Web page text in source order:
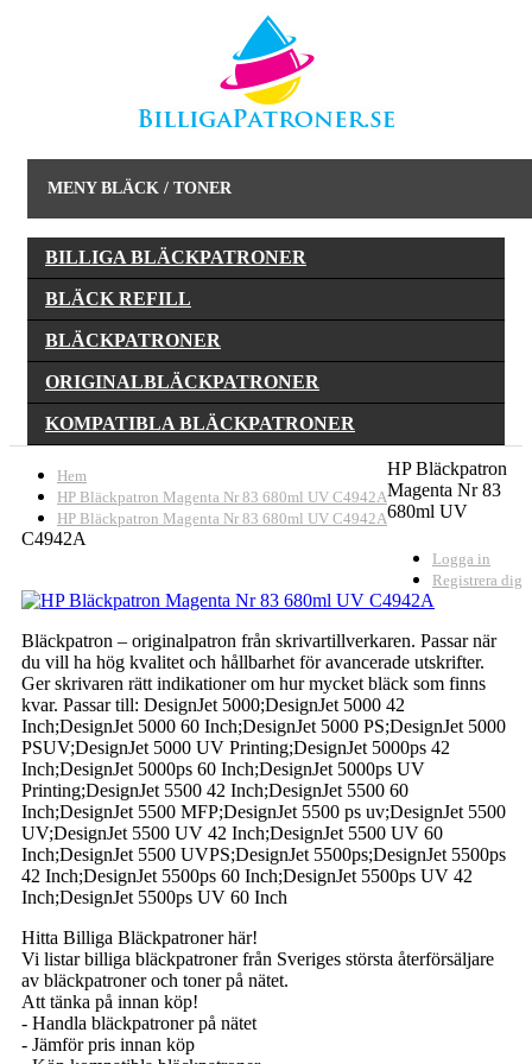
MENY BLÄCK / TONER
BILLIGA BLÄCKPATRONER
BLÄCK REFILL
BLÄCKPATRONER
ORIGINALBLÄCKPATRONER
KOMPATIBLA BLÄCKPATRONER
Hem
HP Bläckpatron Magenta Nr 83 680ml UV C4942A
HP Bläckpatron Magenta Nr 83 680ml UV C4942A
Logga in
Registrera dig
HP Bläckpatron
Magenta Nr 83
680ml UV
C4942A
Bläckpatron – originalpatron från skrivartillverkaren. Passar när
du vill ha hög kvalitet och hållbarhet för avancerade utskrifter.
Ger skrivaren rätt indikationer om hur mycket bläck som finns
kvar. Passar till: DesignJet 5000;DesignJet 5000 42
Inch;DesignJet 5000 60 Inch;DesignJet 5000 PS;DesignJet 5000
PSUV;DesignJet 5000 UV Printing;DesignJet 5000ps 42
Inch;DesignJet 5000ps 60 Inch;DesignJet 5000ps UV
Printing;DesignJet 5500 42 Inch;DesignJet 5500 60
Inch;DesignJet 5500 MFP;DesignJet 5500 ps uv;DesignJet 5500
UV;DesignJet 5500 UV 42 Inch;DesignJet 5500 UV 60
Inch;DesignJet 5500 UVPS;DesignJet 5500ps;DesignJet 5500ps
42 Inch;DesignJet 5500ps 60 Inch;DesignJet 5500ps UV 42
Inch;DesignJet 5500ps UV 60 Inch
Hitta Billiga Bläckpatroner här!
Vi listar billiga bläckpatroner från Sveriges största återförsäljare
av bläckpatroner och toner på nätet.
Att tänka på innan köp!
- Handla bläckpatroner på nätet
- Jämför pris innan köp